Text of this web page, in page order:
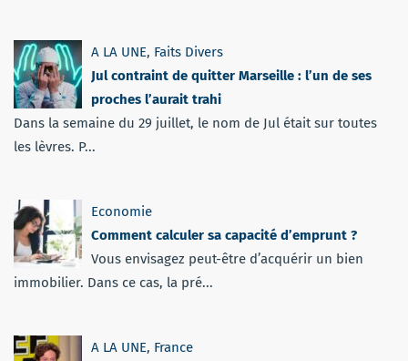
A LA UNE, Faits Divers
Jul contraint de quitter Marseille : l’un de ses
proches l’aurait trahi
Dans la semaine du 29 juillet, le nom de Jul était sur toutes
les lèvres. P...
Economie
Comment calculer sa capacité d’emprunt ?
Vous envisagez peut-être d’acquérir un bien
immobilier. Dans ce cas, la pré...
A LA UNE, France